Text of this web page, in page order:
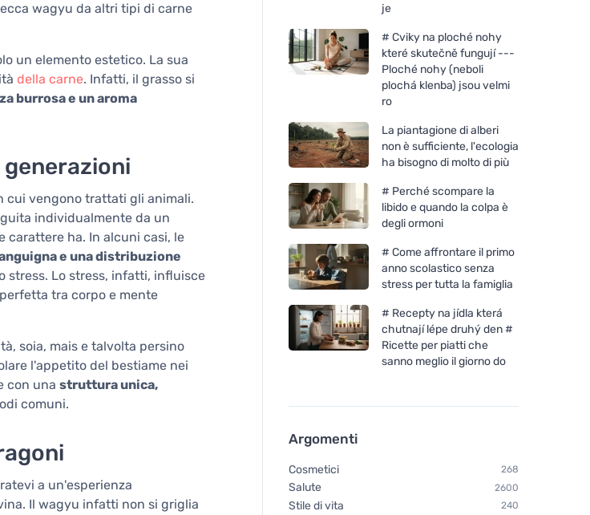
wagyu da altri tipi di carne
un elemento estetico. La sua
della carne. Infatti, il grasso si
burrosa e un aroma
cui vengono trattati gli animali.
individualmente da un
carattere ha. In alcuni casi, le
e una distribuzione
stress. Lo stress, infatti, influisce
tra corpo e mente
soia, mais e talvolta persino
l'appetito del bestiame nei
con una struttura unica,
comuni.
a un'esperienza
Il wagyu infatti non si griglia
je
# Cviky na ploché nohy
které skutečně fungují ---
Ploché nohy (neboli
plochá klenba) jsou velmi
ro
La piantagione di alberi
non è sufficiente, l'ecologia
ha bisogno di molto di più
# Perché scompare la
libido e quando la colpa è
degli ormoni
# Come affrontare il primo
anno scolastico senza
stress per tutta la famiglia
# Recepty na jídla která
chutnají lépe druhý den #
Ricette per piatti che
sanno meglio il giorno do
Argomenti
Cosmetici 268
Salute 2600
Stile di vita 240